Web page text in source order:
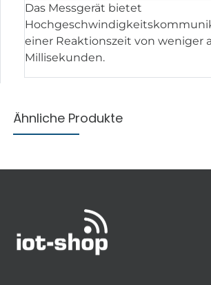
Das Messgerät bietet
einer Reaktionszeit von weniger
Millisekunden.
Ähnliche Produkte